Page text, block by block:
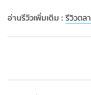
อ่านรีวิวเพิ่มเติม : รีวิวตล